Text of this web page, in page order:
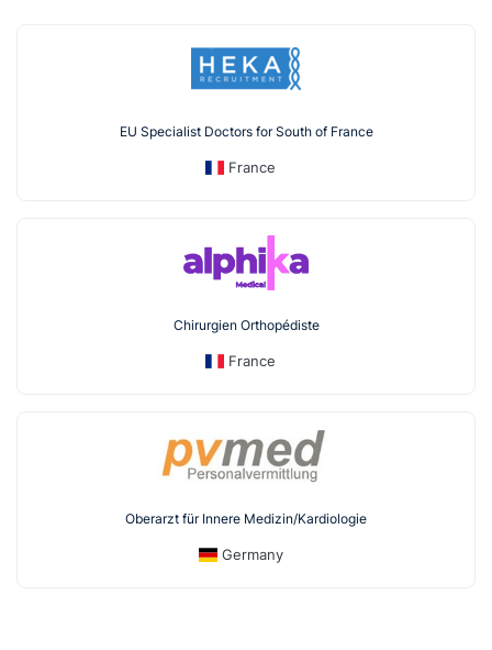
EU Specialist Doctors for South of France
France
Chirurgien Orthopédiste
France
Oberarzt für Innere Medizin/Kardiologie
Germany